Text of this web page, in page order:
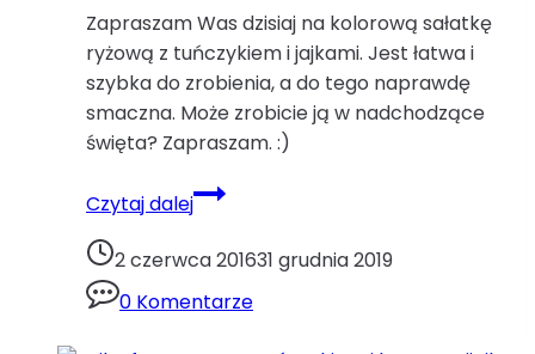
Zapraszam Was dzisiaj na kolorową sałatkę
ryżową z tuńczykiem i jajkami. Jest łatwa i
szybka do zrobienia, a do tego naprawdę
smaczna. Może zrobicie ją w nadchodzące
święta? Zapraszam. :)
Czytaj dalejSałatka
ryżowajajka
kukurydza
ryż
2 czerwca 201631 grudnia 2019
0 Komentarze